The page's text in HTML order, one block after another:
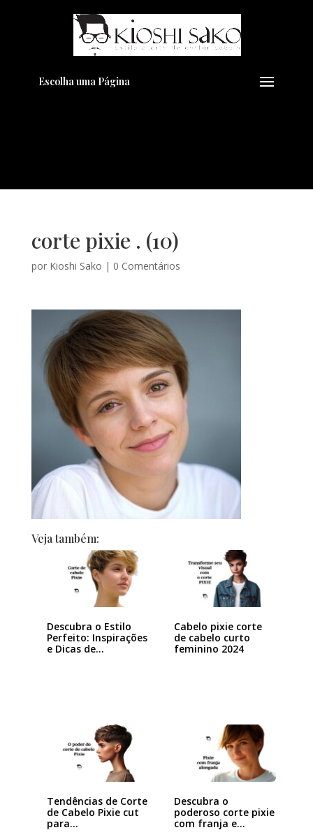
Escolha uma Página
corte pixie . (10)
por Kioshi Sako | 0 Comentários
Veja também:
Descubra o Estilo
Perfeito: Inspirações
e Dicas de…
Cabelo pixie corte
de cabelo curto
feminino 2024
Tendências de Corte
de Cabelo Pixie cut
para…
Descubra o
poderoso corte pixie
com franja e
Pensando em transformar seu
Visual??